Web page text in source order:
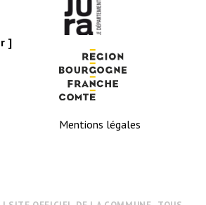
]
Mentions légales